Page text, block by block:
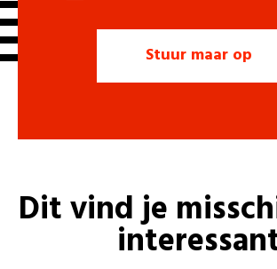
Dit vind je